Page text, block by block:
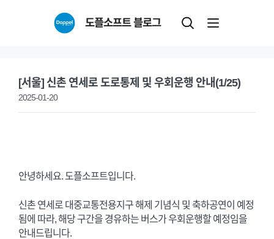
도플소프트 블로그
[서울] 신촌 연세로 도로통제 및 우회운행 안내(1/25)
2025-01-20
안녕하세요. 도플소프트입니다.
신촌 연세로 대중교통전용지구 해제 기념식 및 축하공연이 예정
됨에 따라, 해당 구간을 경유하는 버스가 우회운행할 예정임을
안내드립니다.